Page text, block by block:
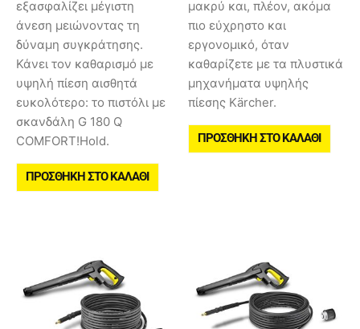
εξασφαλίζει μέγιστη
άνεση μειώνοντας τη
δύναμη συγκράτησης.
Κάνει τον καθαρισμό με
υψηλή πίεση αισθητά
ευκολότερο: το πιστόλι με
σκανδάλη G 180 Q
COMFORT!Hold.
ΠΡΟΣΘΉΚΗ ΣΤΟ ΚΑΛΆΘΙ
μακρύ και, πλέον, ακόμα
πιο εύχρηστο και
εργονομικό, όταν
καθαρίζετε με τα πλυστικά
μηχανήματα υψηλής
πίεσης Kärcher.
ΠΡΟΣΘΉΚΗ ΣΤΟ ΚΑΛΆΘΙ